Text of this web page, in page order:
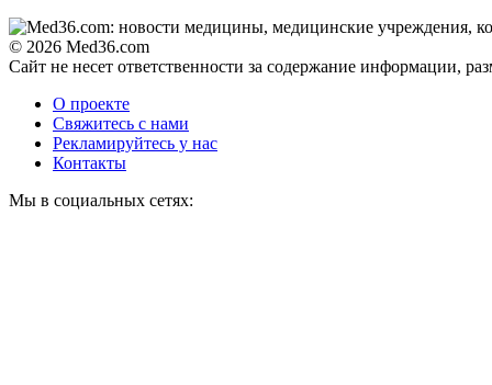
© 2026 Med36.com
Сайт не несет ответственности за содержание информации,
О проекте
Свяжитесь с нами
Рекламируйтесь у нас
Контакты
Мы в социальных сетях: